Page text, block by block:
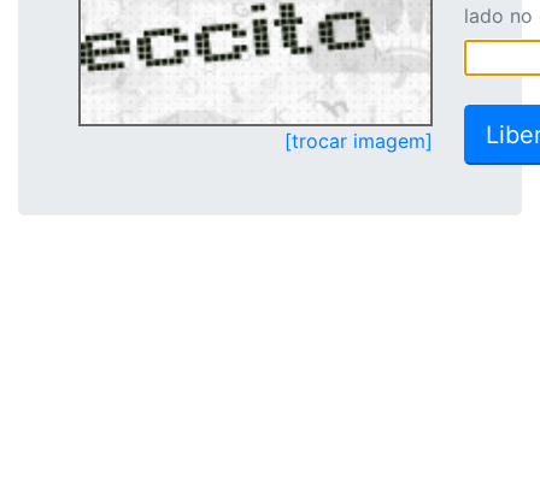
[trocar imagem]
lado no